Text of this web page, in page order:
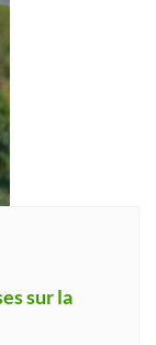
sur la